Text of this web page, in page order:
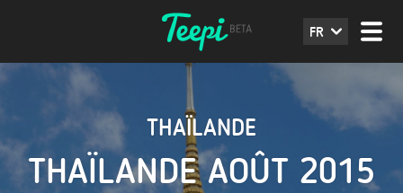
FR
THAÏLANDE
THAÏLANDE AOÛT 2015